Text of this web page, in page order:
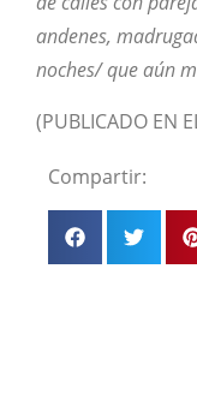
andenes,
noches/ que aún
(PUBLICADO EN
Compartir: